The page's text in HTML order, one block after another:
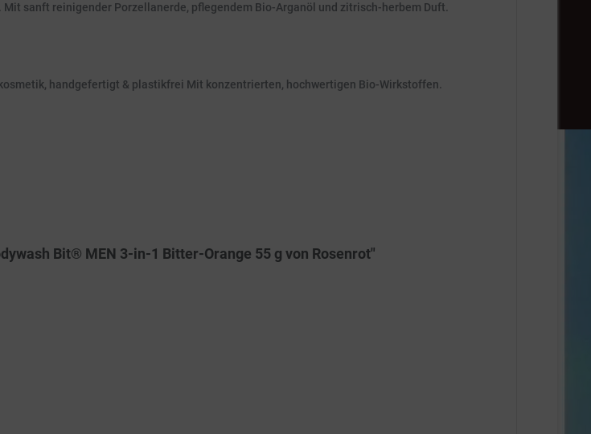
sanft reinigender Porzellanerde, pflegendem Bio-Arganöl und zitrisch-herbem Duft.
handgefertigt & plastikfrei Mit konzentrierten, hochwertigen Bio-Wirkstoffen.
Bit® MEN 3-in-1 Bitter-Orange 55 g von Rosenrot"